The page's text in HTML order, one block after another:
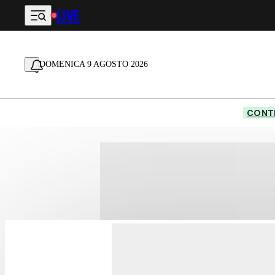
Vai al contenuto principale
LIVE
DOMENICA 9 AGOSTO 2026